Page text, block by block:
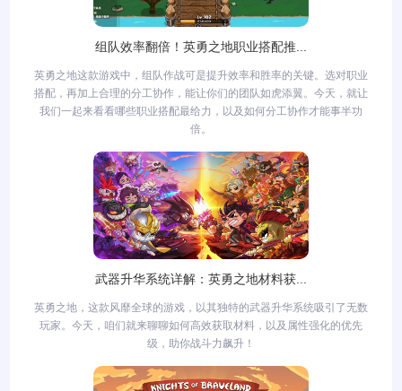
组队效率翻倍！英勇之地职业搭配推...
英勇之地这款游戏中，组队作战可是提升效率和胜率的关键。选对职业
搭配，再加上合理的分工协作，能让你们的团队如虎添翼。今天，就让
我们一起来看看哪些职业搭配最给力，以及如何分工协作才能事半功
倍。
武器升华系统详解：英勇之地材料获...
英勇之地，这款风靡全球的游戏，以其独特的武器升华系统吸引了无数
玩家。今天，咱们就来聊聊如何高效获取材料，以及属性强化的优先
级，助你战斗力飙升！